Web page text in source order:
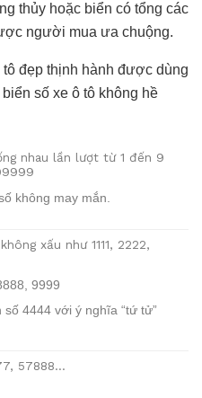
thủy hoặc biển có tổng các
người mua ưa chuộng.
đẹp thịnh hành được dùng
số xe ô tô không hề
nhau lần lượt từ 1 đến 9
không may mắn.
xấu như 1111, 2222,
9999
số 4444 với ý nghĩa “tứ tử”
57888…